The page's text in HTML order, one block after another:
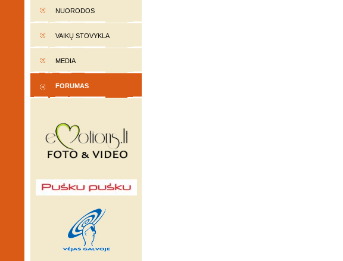
NUORODOS
VAIKŲ STOVYKLA
MEDIA
FORUMAS